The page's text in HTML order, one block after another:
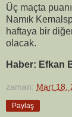
Üç maçta
Namık
haftaya bir
olacak.
Haber: Efkan
zaman: Mart 18,
Paylaş